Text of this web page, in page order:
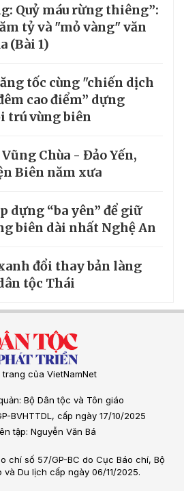
Quỷ máu rừng thiêng”:
tỷ và "mỏ vàng" văn
(Bài 1)
tốc cùng "chiến dịch
cao điểm” dựng
trú vùng biên
Chùa - Đảo Yến,
Biên năm xưa
dựng “ba yên” để giữ
biên dài nhất Nghệ An
đổi thay bản làng
tộc Thái
của VietNamNet
Bộ Dân tộc và Tôn giáo
BVHTTDL, cấp ngày 17/10/2025
tập: Nguyễn Văn Bá
chí số 57/GP-BC do Cục Báo chí, Bộ
Du lịch cấp ngày 06/11/2025.